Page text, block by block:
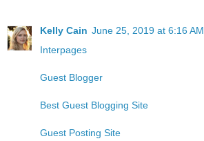
Kelly Cain June 25, 2019 at 6:16 AM
Interpages
Guest Blogger
Best Guest Blogging Site
Guest Posting Site